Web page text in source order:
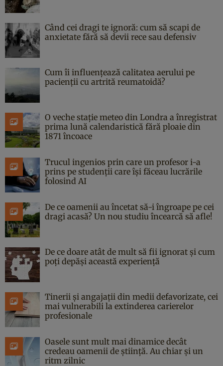
Când cei dragi te ignoră: cum să scapi de
anxietate fără să devii rece sau defensiv
Cum îi influențează calitatea aerului pe
pacienții cu artrită reumatoidă?
O veche stație meteo din Londra a înregistrat
prima lună calendaristică fără ploaie din
1871 încoace
Trucul ingenios prin care un profesor i-a
prins pe studenții care își făceau lucrările
folosind AI
De ce oamenii au încetat să-i îngroape pe cei
dragi acasă? Un nou studiu încearcă să afle!
De ce doare atât de mult să fii ignorat și cum
poți depăși această experiență
Tinerii și angajații din medii defavorizate, cei
mai vulnerabili la extinderea carierelor
profesionale
Oasele sunt mult mai dinamice decât
credeau oamenii de știință. Au chiar și un
ritm zilnic